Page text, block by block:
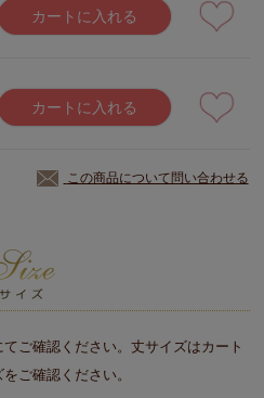
カートに入れる
カートに入れる
この商品について問い合わせる
ご確認ください。丈サイズはカート
ご確認ください。